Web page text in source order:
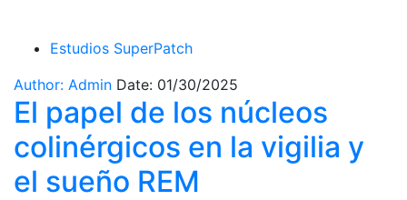
Estudios SuperPatch
Author: Admin Date: 01/30/2025
El papel de los núcleos
colinérgicos en la vigilia y
el sueño REM